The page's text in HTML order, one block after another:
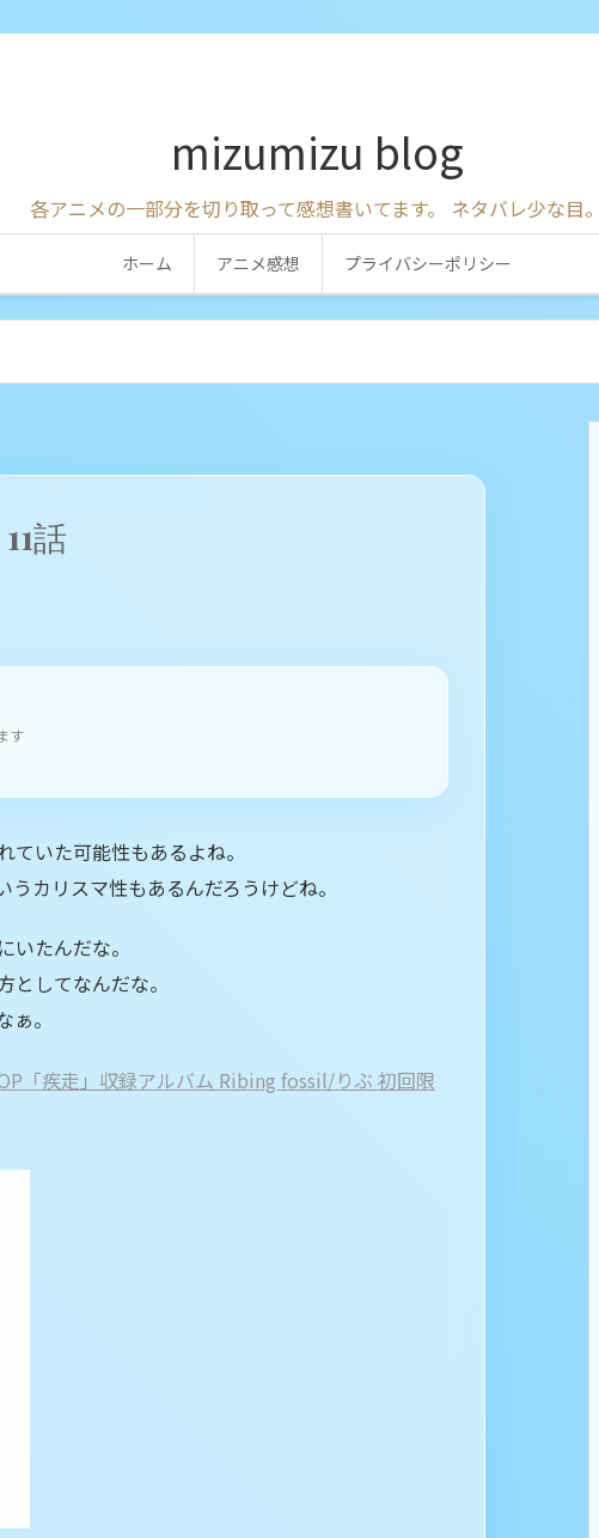
mizumizu blog
各アニメの一部分を切り取って感想書いてます。 ネタバレ少な目。
ホーム アニメ感想 プライバシーポリシー
話
す
いた可能性もあるよね。
カリスマ性もあるんだろうけどね。
たんだな。
としてなんだな。
。
「疾走」収録アルバム Ribing fossil/りぶ 初回限